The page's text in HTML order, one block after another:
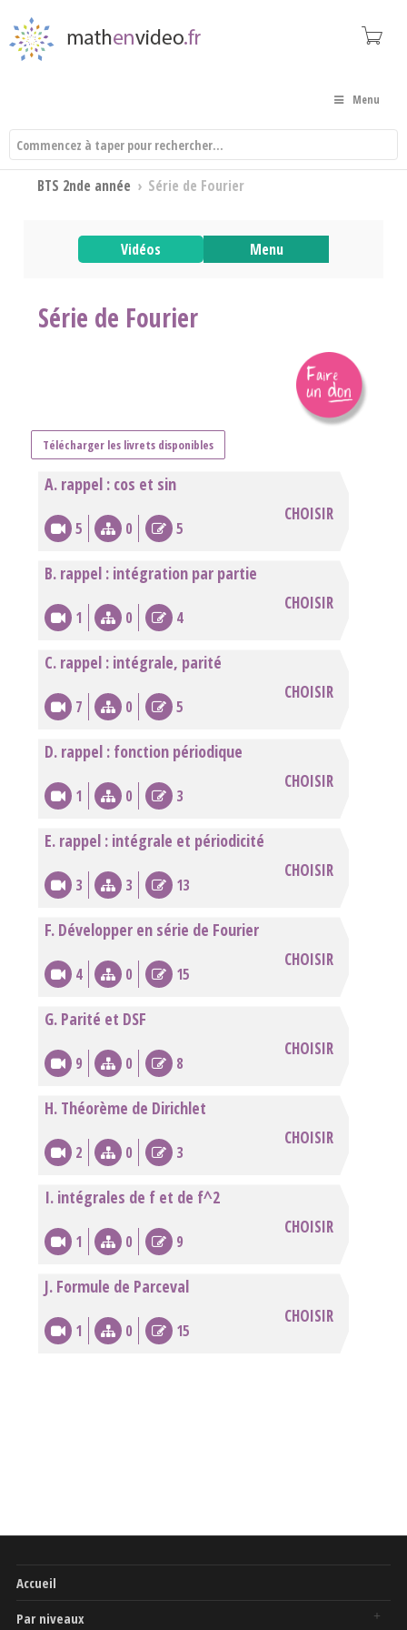
Menu
BTS 2nde année › Série de Fourier
Vidéos Menu
Série de Fourier
Télécharger les livrets disponibles
A. rappel : cos et sin
CHOISIR
5 0 5
B. rappel : intégration par partie
CHOISIR
1 0 4
C. rappel : intégrale, parité
CHOISIR
7 0 5
D. rappel : fonction périodique
CHOISIR
1 0 3
E. rappel : intégrale et périodicité
CHOISIR
3 3 13
F. Développer en série de Fourier
CHOISIR
4 0 15
G. Parité et DSF
CHOISIR
9 0 8
H. Théorème de Dirichlet
CHOISIR
2 0 3
I. intégrales de f et de f^2
CHOISIR
1 0 9
J. Formule de Parceval
CHOISIR
1 0 15
Accueil
Par niveaux